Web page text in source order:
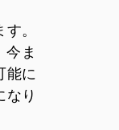
。
今ま
能に
なり